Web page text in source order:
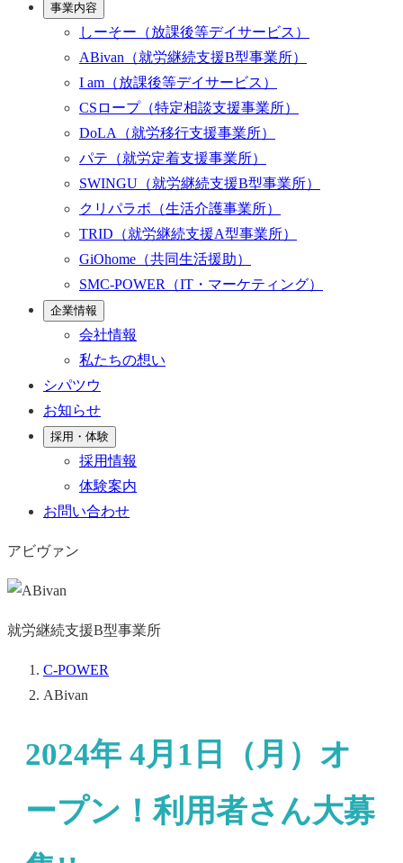
事業内容
しーそー （放課後等デイサービス）
ABivan （就労継続支援B型事業所）
I am （放課後等デイサービス）
CSロープ（特定相談支援事業所）
DoLA
（就労移行支援事業所）
パテ （就労定着支援事業所）
SWINGU （就労継続支援B型事業所）
クリパラボ （生活介護事業所）
TRID （就労継続支援A型事業所）
GiOhome （共同生活援助）
SMC-POWER
（IT・マーケティング）
企業情報
会社情報
私たちの想い
シパツウ
お知らせ
採用・体験
採用情報
体験案内
お問い合わせ
アビヴァン
就労継続支援B型事業所
C-POWER
ABivan
2024年 4月1日（月）オ
ープン！利用者さん大募